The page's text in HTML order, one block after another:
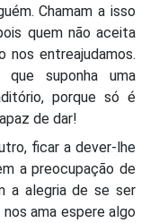
Chamam a isso
quem não aceita
nos entreajudamos.
suponha uma
porque só é
de dar!
ficar a dever-lhe
a preocupação de
a alegria de se ser
ama espere algo